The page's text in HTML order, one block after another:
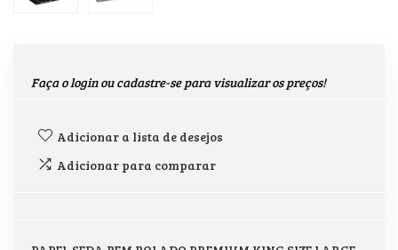
Faça o login ou cadastre-se para visualizar os preços!
Adicionar a lista de desejos
Adicionar para comparar